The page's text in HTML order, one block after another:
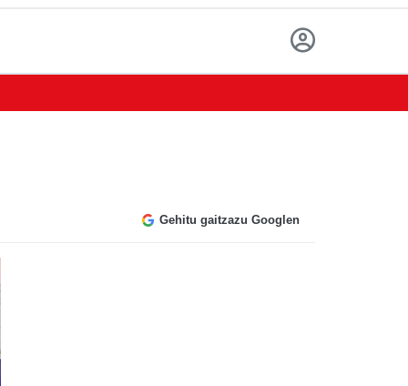
Gehitu gaitzazu Googlen